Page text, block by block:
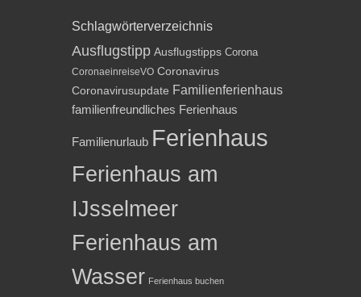
Schlagwörterverzeichnis
Ausflugstipp Ausflugstipps Corona
CoronaeinreiseVO Coronavirus
Coronavirusupdate Familienferienhaus
familienfreundliches Ferienhaus
Familienurlaub Ferienhaus
Ferienhaus am
IJsselmeer
Ferienhaus am
Wasser Ferienhaus buchen